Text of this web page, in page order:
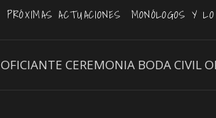
PRÓXIMAS ACTUACIONES MONÓLOGOS Y
OFICIANTE CEREMONIA BODA CIVIL